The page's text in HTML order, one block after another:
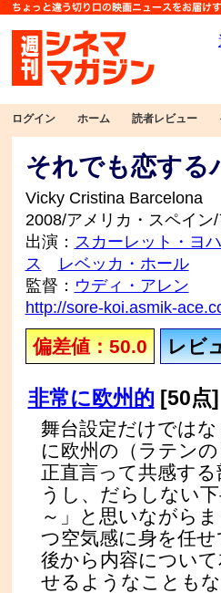
ログイン ホーム 読者レビュー
それでも恋する
Vicky Cristina Barcelona
2008/アメリカ・スペイン
出演： スカーレット・ヨ
ス
レベッカ・ホール
監督： ウディ・アレン
http://sore-koi.asmik-
偏差値：50.0 レビ
非常に欧州的 [50点]
舞台設定だけでは
に欧州の（ラテンの
正直言って共感す
うし、だらしない
～」と思いながら
つ空気感に身を任せ
後から内容につい
せるようなこともな